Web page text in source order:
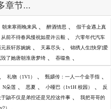
章节...
朝来寒雨晚来风 、 醉酒情思 、 假千金遇上真
从前不待春风慢祝如星许云毅 、 六零年代汽车
辰轩苏婉婉 、 天幕尽头 、 锦绣人生[快穿]爱
毁了她唐朝淮唐梦绮 、 吞噬鱼 、
礼物（1V1） 、 甄嬛传：一人一个金手指 、
N朵莲 、 恶夏 、 小哑巴（1v1H 校园） 、 反
于鼬不仅是弟控还是兄控这件事 、 我把哥哥的
）